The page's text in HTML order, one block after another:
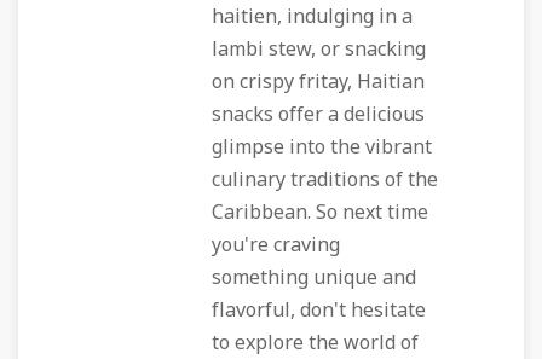
haitien, indulging in a
lambi stew, or snacking
on crispy fritay, Haitian
snacks offer a delicious
glimpse into the vibrant
culinary traditions of the
Caribbean. So next time
you're craving
something unique and
flavorful, don't hesitate
to explore the world of